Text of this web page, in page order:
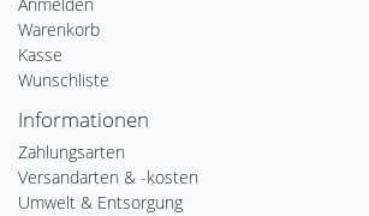
Anmelden
Warenkorb
Kasse
Wunschliste
Informationen
Zahlungsarten
Versandarten & -kosten
Umwelt & Entsorgung